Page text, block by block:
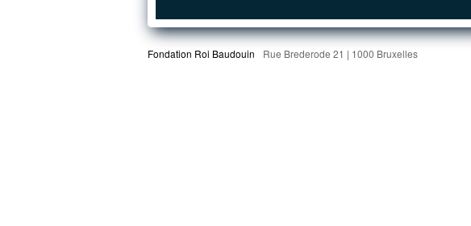
Fondation Roi Baudouin Rue Brederode 21 | 1000 Bruxelles